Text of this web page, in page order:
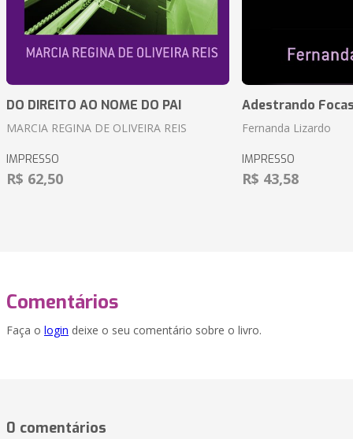
DO DIREITO AO NOME DO PAI
MARCIA REGINA DE OLIVEIRA REIS
IMPRESSO
R$ 62,50
Adestrando
Fernanda Lizardo
IMPRESSO
R$ 43,58
Comentários
Faça o login deixe o seu comentário sobre o livro.
0 comentários